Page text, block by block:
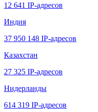
12 641 IP-адресов
Индия
37 950 148 IP-адресов
Казахстан
27 325 IP-адресов
Нидерланды
614 319 IP-адресов